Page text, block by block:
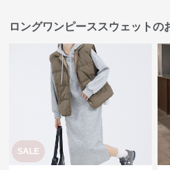
ロングワンピーススウェットの
SALE